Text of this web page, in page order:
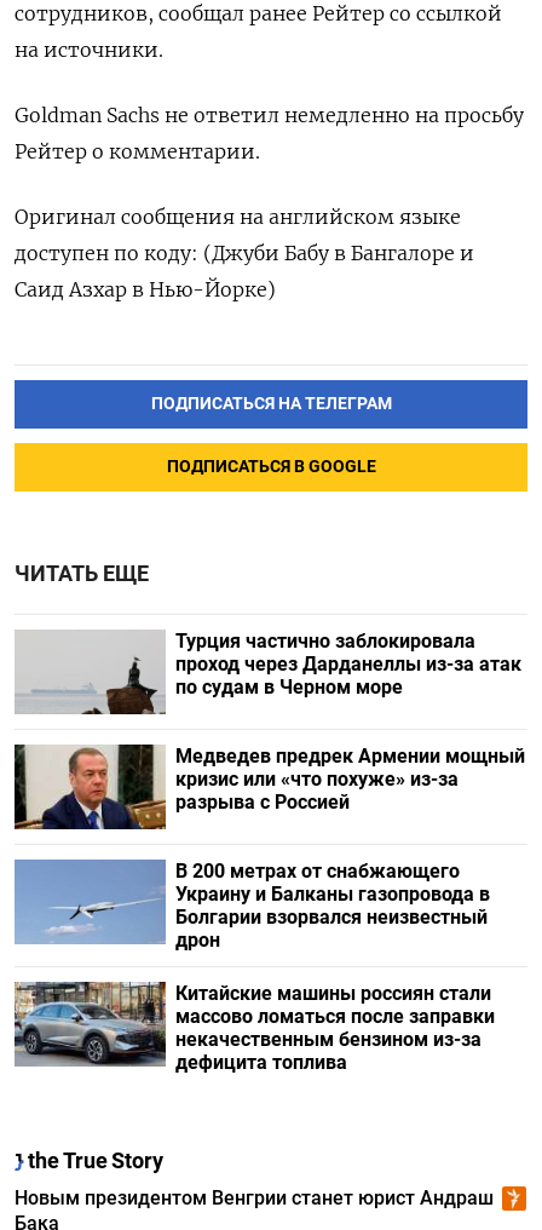
сотрудников, сообщал ранее Рейтер со ссылкой
на источники.
Goldman Sachs не ответил немедленно на просьбу
Рейтер о комментарии.
Оригинал сообщения на английском языке
доступен по коду: (Джуби Бабу в Бангалоре и
Саид Азхар в Нью-Йорке)
ПОДПИСАТЬСЯ НА ТЕЛЕГРАМ
ПОДПИСАТЬСЯ В GOOGLE
ЧИТАТЬ ЕЩЕ
Турция частично заблокировала
проход через Дарданеллы из-за атак
по судам в Черном море
Медведев предрек Армении мощный
кризис или «что похуже» из-за
разрыва с Россией
В 200 метрах от снабжающего
Украину и Балканы газопровода в
Болгарии взорвался неизвестный
дрон
Китайские машины россиян стали
массово ломаться после заправки
некачественным бензином из-за
дефицита топлива